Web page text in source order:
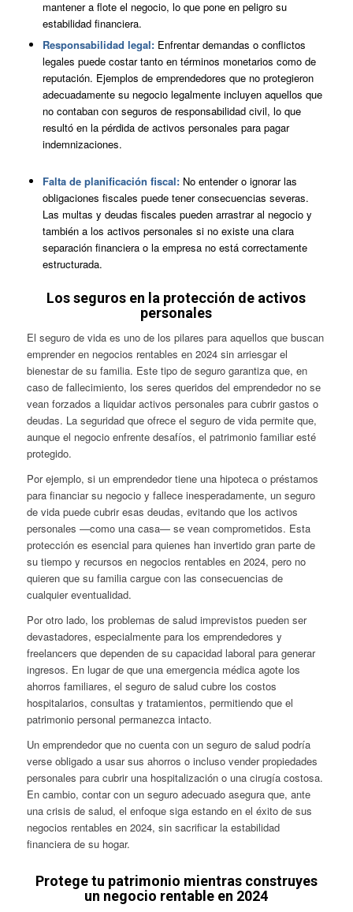
mantener a flote el negocio, lo que pone en peligro su
estabilidad financiera.
Responsabilidad legal: Enfrentar demandas o conflictos
legales puede costar tanto en términos monetarios como de
reputación. Ejemplos de emprendedores que no protegieron
adecuadamente su negocio legalmente incluyen aquellos que
no contaban con seguros de responsabilidad civil, lo que
resultó en la pérdida de activos personales para pagar
indemnizaciones.
Falta de planificación fiscal: No entender o ignorar las
obligaciones fiscales puede tener consecuencias severas.
Las multas y deudas fiscales pueden arrastrar al negocio y
también a los activos personales si no existe una clara
separación financiera o la empresa no está correctamente
estructurada.
Los seguros en la protección de activos
personales
El seguro de vida es uno de los pilares para aquellos que buscan
emprender en negocios rentables en 2024 sin arriesgar el
bienestar de su familia. Este tipo de seguro garantiza que, en
caso de fallecimiento, los seres queridos del emprendedor no se
vean forzados a liquidar activos personales para cubrir gastos o
deudas. La seguridad que ofrece el seguro de vida permite que,
aunque el negocio enfrente desafíos, el patrimonio familiar esté
protegido.
Por ejemplo, si un emprendedor tiene una hipoteca o préstamos
para financiar su negocio y fallece inesperadamente, un seguro
de vida puede cubrir esas deudas, evitando que los activos
personales —como una casa— se vean comprometidos. Esta
protección es esencial para quienes han invertido gran parte de
su tiempo y recursos en negocios rentables en 2024, pero no
quieren que su familia cargue con las consecuencias de
cualquier eventualidad.
Por otro lado, los problemas de salud imprevistos pueden ser
devastadores, especialmente para los emprendedores y
freelancers que dependen de su capacidad laboral para generar
ingresos. En lugar de que una emergencia médica agote los
ahorros familiares, el seguro de salud cubre los costos
hospitalarios, consultas y tratamientos, permitiendo que el
patrimonio personal permanezca intacto.
Un emprendedor que no cuenta con un seguro de salud podría
verse obligado a usar sus ahorros o incluso vender propiedades
personales para cubrir una hospitalización o una cirugía costosa.
En cambio, contar con un seguro adecuado asegura que, ante
una crisis de salud, el enfoque siga estando en el éxito de sus
negocios rentables en 2024, sin sacrificar la estabilidad
financiera de su hogar.
Protege tu patrimonio mientras construyes
un negocio rentable en 2024